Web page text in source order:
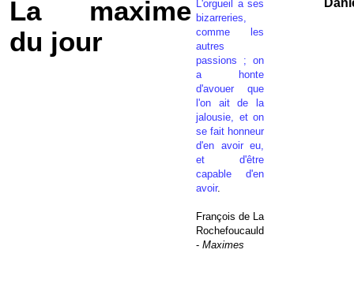
La maxime
du jour
L'orgueil a ses
bizarreries,
comme les
autres
passions ; on
a honte
d'avouer que
l'on ait de la
jalousie, et on
se fait honneur
d'en avoir eu,
et d'être
capable d'en
avoir.
François de La
Rochefoucauld
- Maximes